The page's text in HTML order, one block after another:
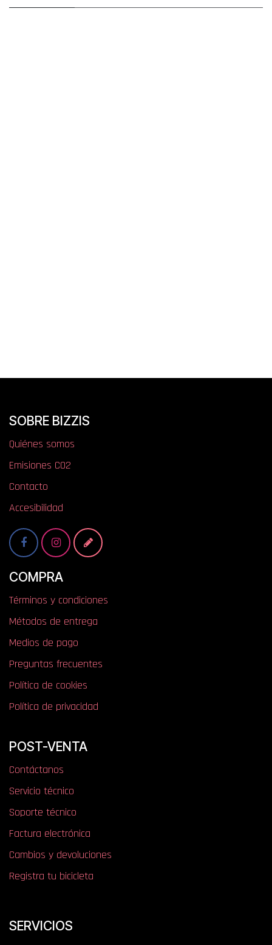
SOBRE BIZZIS
Quiénes somos
​​​​​​​​E​mi​si​one​s​ ​C​O​2
Contacto
Accesibilidad
COMPRA
Términos y condiciones
Métodos de entrega
Medios de pago
Preguntas frecuentes
Política de cookies
Política de privacidad
POST-VENTA
Contáctanos
Servicio técnico
Soporte técnico
Factura electrónica
Cambios y devoluciones
Registra tu bicicleta
SERVICIOS